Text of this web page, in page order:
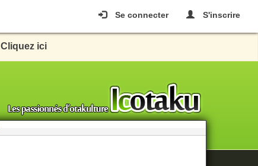
Se connecter S'inscrire
Cliquez ici